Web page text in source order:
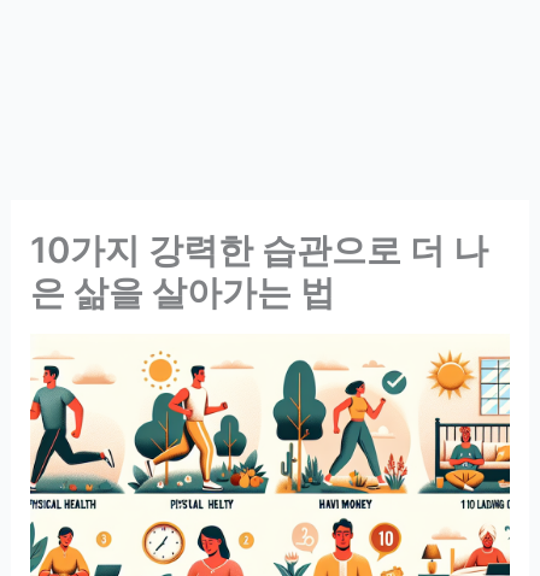
10가지 강력한 습관으로 더 나
은 삶을 살아가는 법